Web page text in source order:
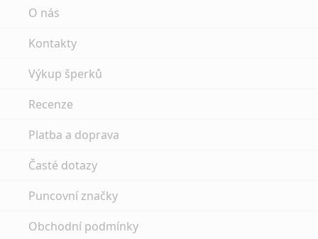
O nás
Kontakty
Výkup šperků
Recenze
Platba a doprava
Časté dotazy
Puncovní značky
Obchodní podmínky